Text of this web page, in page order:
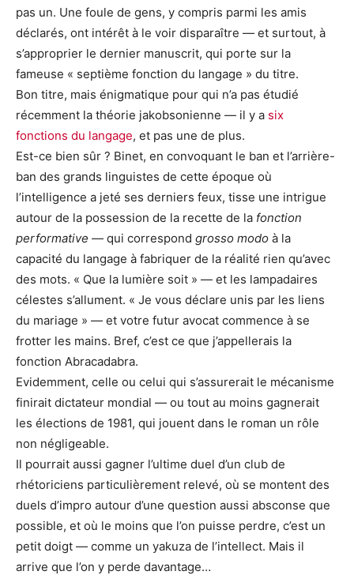
pas un. Une foule de gens, y compris parmi les amis
déclarés, ont intérêt à le voir disparaître — et surtout, à
s’approprier le dernier manuscrit, qui porte sur la
fameuse « septième fonction du langage » du titre.
Bon titre, mais énigmatique pour qui n’a pas étudié
récemment la théorie jakobsonienne — il y a six
fonctions du langage, et pas une de plus.
Est-ce bien sûr ? Binet, en convoquant le ban et l’arrière-
ban des grands linguistes de cette époque où
l’intelligence a jeté ses derniers feux, tisse une intrigue
autour de la possession de la recette de la fonction
performative — qui correspond grosso modo à la
capacité du langage à fabriquer de la réalité rien qu’avec
des mots. « Que la lumière soit » — et les lampadaires
célestes s’allument. « Je vous déclare unis par les liens
du mariage » — et votre futur avocat commence à se
frotter les mains. Bref, c’est ce que j’appellerais la
fonction Abracadabra.
Evidemment, celle ou celui qui s’assurerait le mécanisme
finirait dictateur mondial — ou tout au moins gagnerait
les élections de 1981, qui jouent dans le roman un rôle
non négligeable.
Il pourrait aussi gagner l’ultime duel d’un club de
rhétoriciens particulièrement relevé, où se montent des
duels d’impro autour d’une question aussi absconse que
possible, et où le moins que l’on puisse perdre, c’est un
petit doigt — comme un yakuza de l’intellect. Mais il
arrive que l’on y perde davantage…